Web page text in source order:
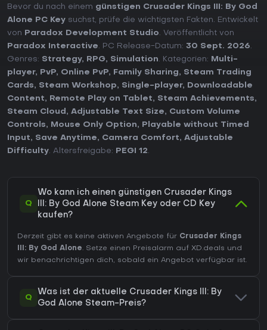
Bevor du nach einem günstigen Crusader Kings III: By God
Alone PC Key suchst, prüfe die wichtigsten Fakten. Entwickelt
von
Paradox Development Studio. Veröffentlicht von
Paradox Interactive. PC Release-Datum: 30 Sept. 2026.
Genres: Strategy, RPG, Simulation. Kategorien:
Multi-
player, PvP, Online PvP, Family Sharing, Steam Trading
Cards, Steam Workshop, Single-player,
Downloadable
Content, Remote Play on Tablet, Steam Achievements,
Steam Cloud , Adjustable Text Size, Custom Volume
Controls, Mouse Only Option,
Playable without Timed
Input, Save Anytime, Camera Comfort, Adjustable
Difficulty. Altersfreigabe: PEGI 12.
Q
Wo kann ich einen günstigen Crusader Kings
III: By God Alone Steam Key oder CD Key
kaufen?
Derzeit gibt es keine aktiven Angebote für Crusader Kings
III: By God Alone. Setze einen Preisalarm auf XD.deals und
wir benachrichtigen dich, sobald ein Angebot verfügbar ist.
Q
Was ist der aktuelle Crusader Kings III: By
God Alone Steam-Preis?